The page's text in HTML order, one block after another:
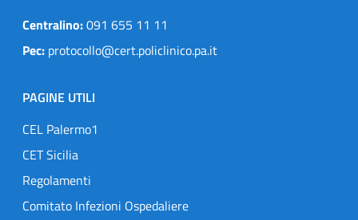
Centralino:091 655 11 11
Pec: protocollo@cert.policlinico.pa.it
PAGINE UTILI
CEL Palermo1
CET Sicilia
Regolamenti
Comitato Infezioni Ospedaliere